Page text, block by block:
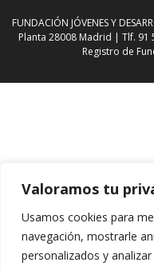
Valoramos tu
Usamos cookies para
navegación, mostrarle
personalizados y
FUNDACIÓN JÓVENES Y
Planta 28008 Madrid | Tlf. 91
Registro de